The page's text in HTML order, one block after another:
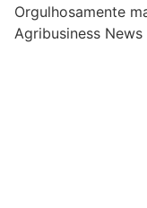
Orgulhosamente
Agribusiness